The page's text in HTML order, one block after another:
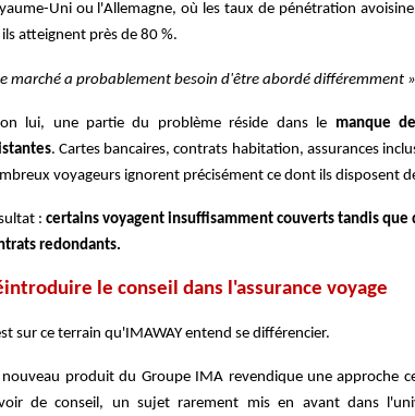
Uni ou l'Allemagne, où les taux de pénétration
atteignent près de 80 %.
marché a probablement besoin d'être abordé différemment
lui, une partie du problème réside dans le manque
. Cartes bancaires, contrats habitation, assurances
voyageurs ignorent précisément ce dont ils disposent
: certains voyagent insuffisamment couverts tandis
redondants.
le conseil dans l'assurance voyage
sur ce terrain qu'IMAWAY entend se différencier.
nouveau produit du Groupe IMA revendique une approche
de conseil, un sujet rarement mis en avant dans